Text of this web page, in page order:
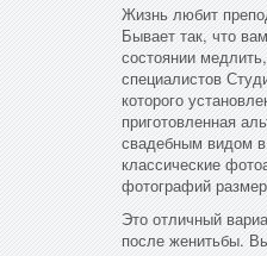
Жизнь любит
Бывает так, что
состоянии
специалистов
которого
приготовленная
свадебным видом
классические
фотографий
Это отличный
после женитьбы.